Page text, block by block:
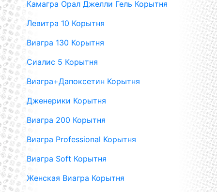
Камагра Орал Джелли Гель Корытня
Левитра 10 Корытня
Виагра 130 Корытня
Сиалис 5 Корытня
Виагра+Дапоксетин Корытня
Дженерики Корытня
Виагра 200 Корытня
Виагра Professional Корытня
Виагра Soft Корытня
Женская Виагра Корытня